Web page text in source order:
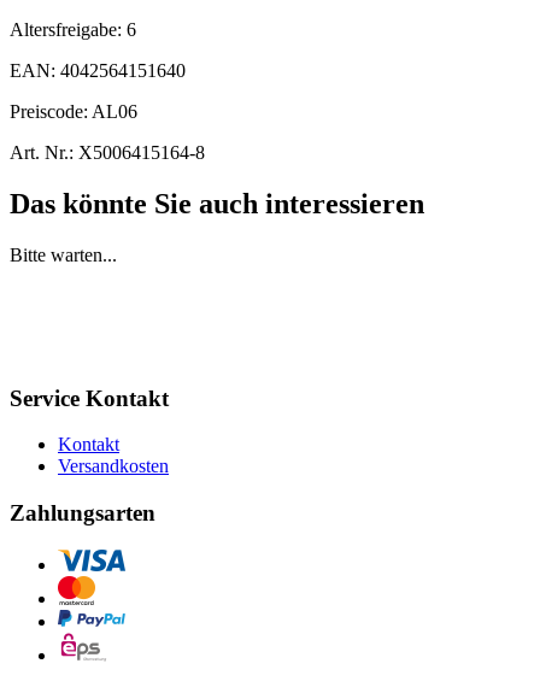
Altersfreigabe: 6
EAN: 4042564151640
Preiscode: AL06
Art. Nr.: X5006415164-8
Das könnte Sie auch interessieren
Bitte warten...
Service Kontakt
Kontakt
Versandkosten
Zahlungsarten